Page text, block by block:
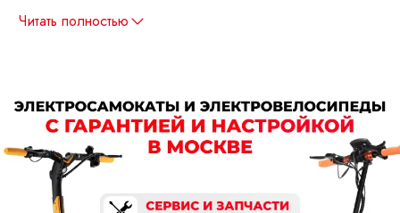
Читать полностью